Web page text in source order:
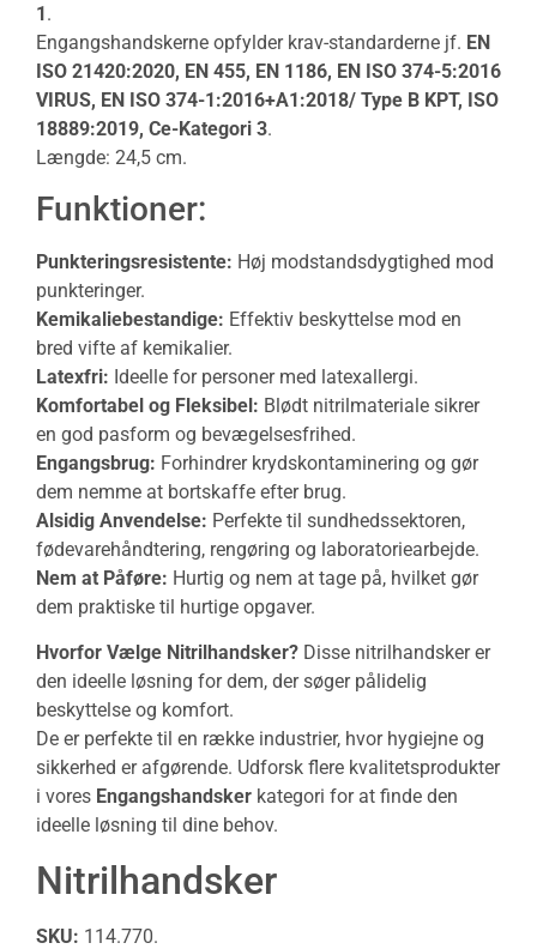
1.
Engangshandskerne opfylder krav-standarderne jf. EN
ISO 21420:2020, EN 455, EN 1186, EN ISO 374-5:2016
VIRUS, EN ISO 374-1:2016+A1:2018/ Type B KPT, ISO
18889:2019, Ce-Kategori 3.
Længde: 24,5 cm.
Funktioner:
Punkteringsresistente: Høj modstandsdygtighed mod
punkteringer.
Kemikaliebestandige: Effektiv beskyttelse mod en
bred vifte af kemikalier.
Latexfri: Ideelle for personer med latexallergi.
Komfortabel og Fleksibel: Blødt nitrilmateriale sikrer
en god pasform og bevægelsesfrihed.
Engangsbrug: Forhindrer krydskontaminering og gør
dem nemme at bortskaffe efter brug.
Alsidig Anvendelse: Perfekte til sundhedssektoren,
fødevarehåndtering, rengøring og laboratoriearbejde.
Nem at Påføre: Hurtig og nem at tage på, hvilket gør
dem praktiske til hurtige opgaver.
Hvorfor Vælge Nitrilhandsker? Disse nitrilhandsker er
den ideelle løsning for dem, der søger pålidelig
beskyttelse og komfort.
De er perfekte til en række industrier, hvor hygiejne og
sikkerhed er afgørende. Udforsk flere kvalitetsprodukter
i vores Engangshandsker kategori for at finde den
ideelle løsning til dine behov.
Nitrilhandsker
SKU: 114.770.